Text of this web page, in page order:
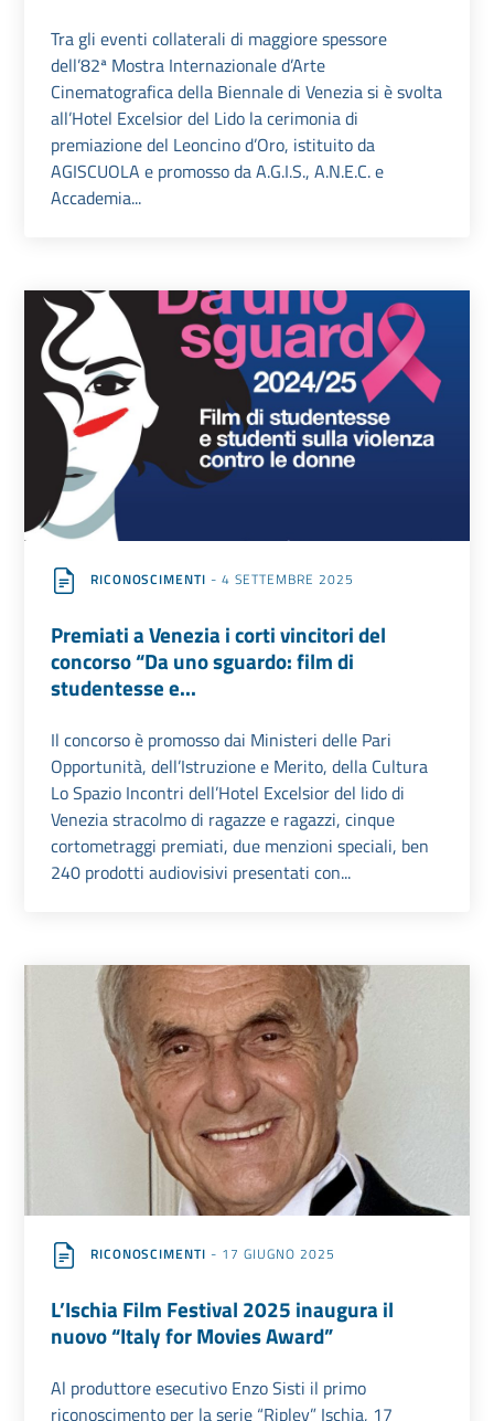
Tra gli eventi collaterali di maggiore spessore
dell’82ª Mostra Internazionale d’Arte
Cinematografica della Biennale di Venezia si è svolta
all’Hotel Excelsior del Lido la cerimonia di
premiazione del Leoncino d’Oro, istituito da
AGISCUOLA e promosso da A.G.I.S., A.N.E.C. e
Accademia...
RICONOSCIMENTI - 4 SETTEMBRE 2025
Premiati a Venezia i corti vincitori del
concorso “Da uno sguardo: film di
studentesse e...
Il concorso è promosso dai Ministeri delle Pari
Opportunità, dell’Istruzione e Merito, della Cultura
Lo Spazio Incontri dell’Hotel Excelsior del lido di
Venezia stracolmo di ragazze e ragazzi, cinque
cortometraggi premiati, due menzioni speciali, ben
240 prodotti audiovisivi presentati con...
RICONOSCIMENTI - 17 GIUGNO 2025
L’Ischia Film Festival 2025 inaugura il
nuovo “Italy for Movies Award”
Al produttore esecutivo Enzo Sisti il primo
riconoscimento per la serie “Ripley” Ischia, 17